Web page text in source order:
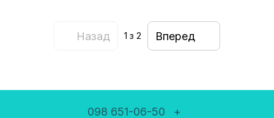
Назад 1 з 2 Вперед
098 651-06-50 +